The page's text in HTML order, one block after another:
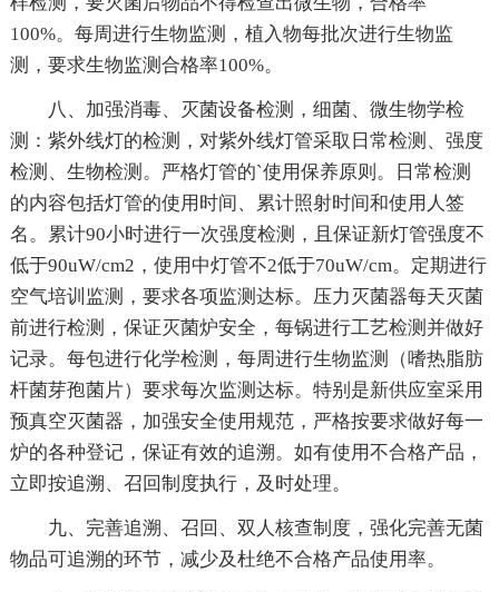
100%。每周进行生物监测，植入物每批次进行生物监
测，要求生物监测合格率100%。
八、加强消毒、灭菌设备检测，细菌、微生物学检
测：紫外线灯的检测，对紫外线灯管采取日常检测、强度
检测、生物检测。严格灯管的`使用保养原则。日常检测
的内容包括灯管的使用时间、累计照射时间和使用人签
名。累计90小时进行一次强度检测，且保证新灯管强度不
低于90uW/cm2，使用中灯管不2低于70uW/cm。定期进行
空气培训监测，要求各项监测达标。压力灭菌器每天灭菌
前进行检测，保证灭菌炉安全，每锅进行工艺检测并做好
记录。每包进行化学检测，每周进行生物监测（嗜热脂肪
杆菌芽孢菌片）要求每次监测达标。特别是新供应室采用
预真空灭菌器，加强安全使用规范，严格按要求做好每一
炉的各种登记，保证有效的追溯。如有使用不合格产品，
立即按追溯、召回制度执行，及时处理。
九、完善追溯、召回、双人核查制度，强化完善无菌
物品可追溯的环节，减少及杜绝不合格产品使用率。